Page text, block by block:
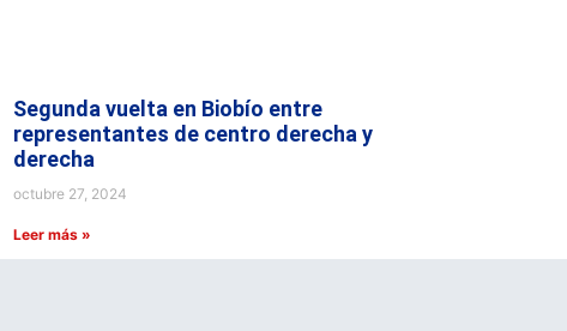
Segunda vuelta en Biobío entre
representantes de centro derecha y
derecha
octubre 27, 2024
Leer más »